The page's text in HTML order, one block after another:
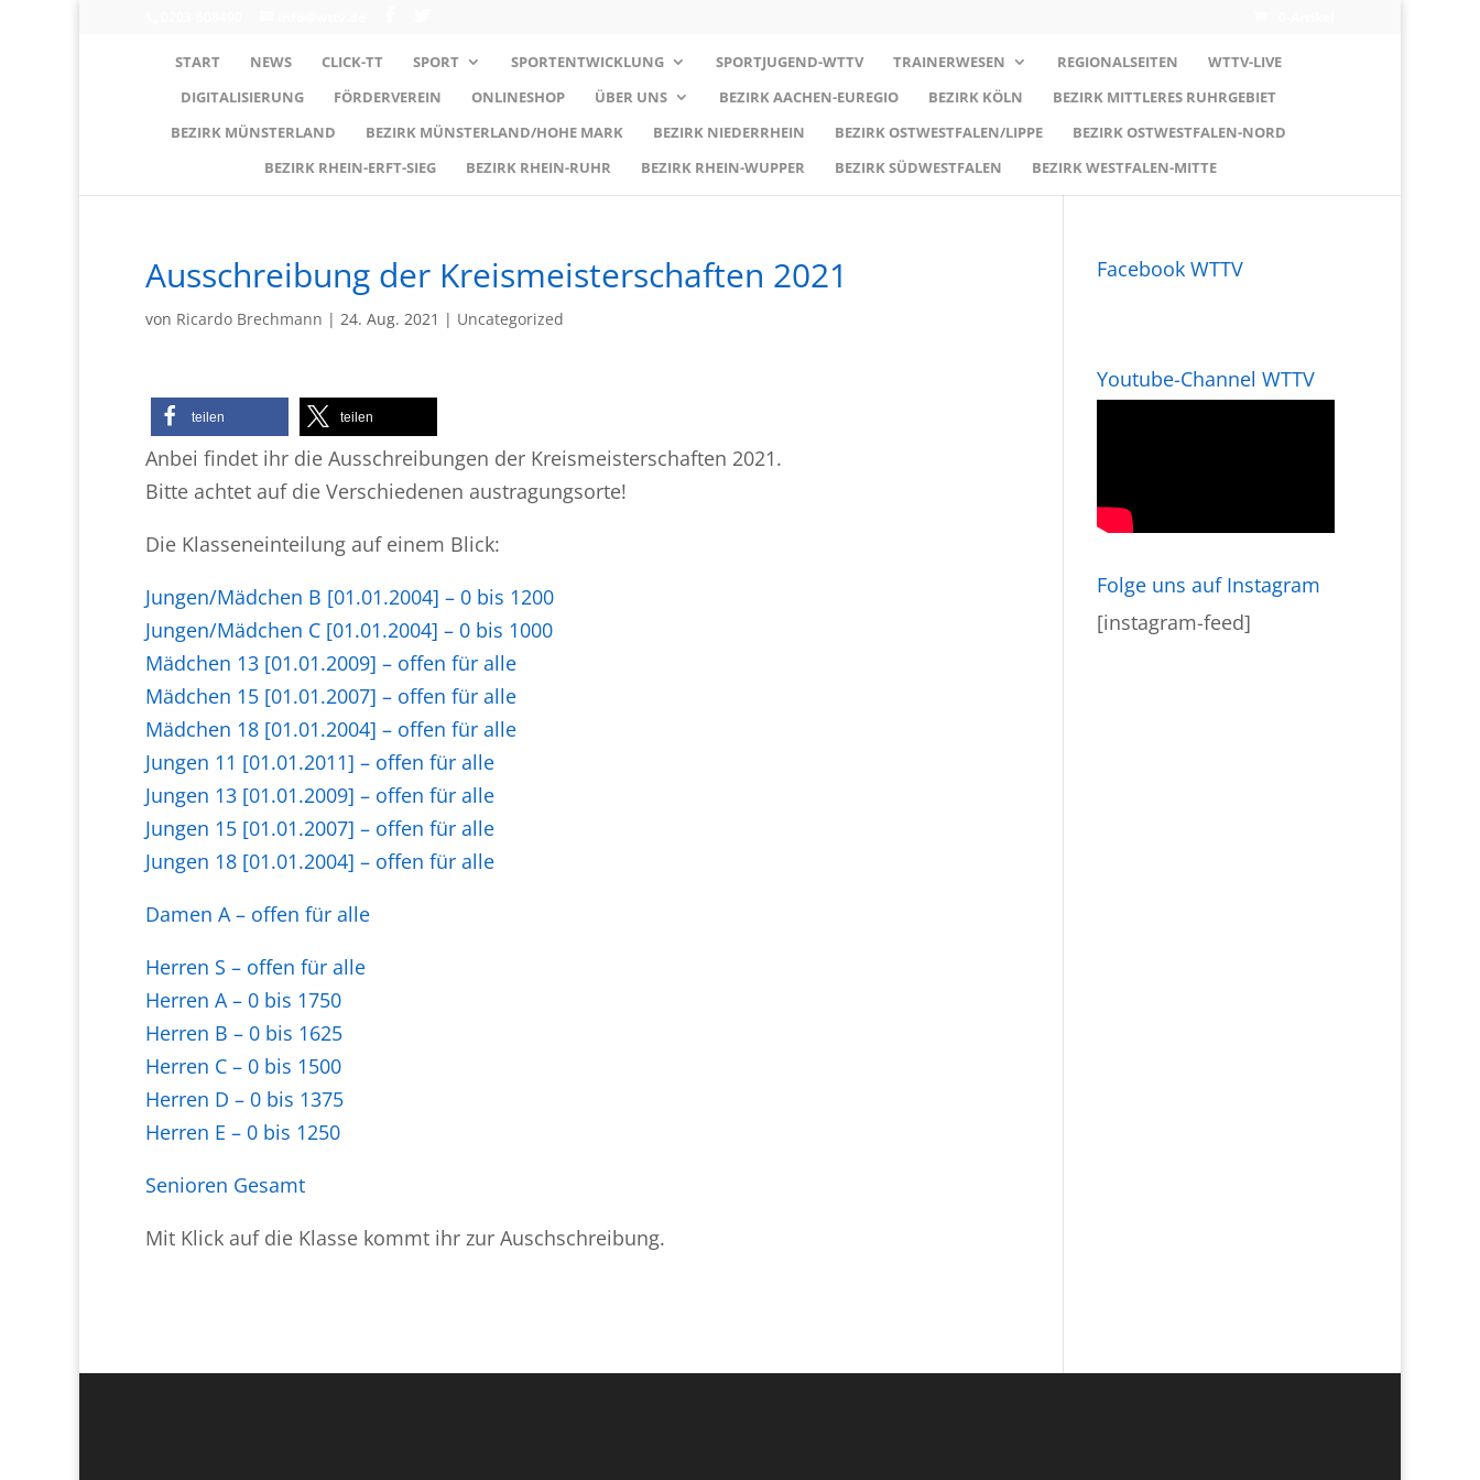
START NEWS CLICK-TT SPORT SPORTENTWICKLUNG SPORTJUGEND-WTTV TRAINERWESEN REGIONALSEITEN
WTTV-LIVE
DIGITALISIERUNG
FÖRDERVEREIN ONLINESHOP ÜBER UNS BEZIRK AACHEN-EUREGIO BEZIRK KÖLN
BEZIRK MITTLERES RUHRGEBIET
BEZIRK MÜNSTERLAND
BEZIRK MÜNSTERLAND/HOHE MARK BEZIRK NIEDERRHEIN BEZIRK OSTWESTFALEN/LIPPE
BEZIRK OSTWESTFALEN-NORD
BEZIRK RHEIN-ERFT-SIEG
BEZIRK RHEIN-RUHR BEZIRK RHEIN-WUPPER BEZIRK SÜDWESTFALEN BEZIRK WESTFALEN-MITTE
Ausschreibung der Kreismeisterschaften 2021
von Ricardo Brechmann | 24. Aug. 2021 | Uncategorized
teilen teilen
Anbei findet ihr die Ausschreibungen der Kreismeisterschaften 2021.
Bitte achtet auf die Verschiedenen austragungsorte!
Die Klasseneinteilung auf einem Blick:
Jungen/Mädchen B [01.01.2004] – 0 bis 1200
Jungen/Mädchen C [01.01.2004] – 0 bis 1000
Mädchen 13 [01.01.2009] – offen für alle
Mädchen 15 [01.01.2007] – offen für alle
Mädchen 18 [01.01.2004] – offen für alle
Jungen 11 [01.01.2011] – offen für alle
Jungen 13 [01.01.2009] – offen für alle
Jungen 15 [01.01.2007] – offen für alle
Jungen 18 [01.01.2004] – offen für alle
Damen A – offen für alle
Herren S – offen für alle
Herren A – 0 bis 1750
Herren B – 0 bis 1625
Herren C – 0 bis 1500
Herren D – 0 bis 1375
Herren E – 0 bis 1250
Senioren Gesamt
Mit Klick auf die Klasse kommt ihr zur Auschschreibung.
Facebook WTTV
Youtube-Channel WTTV
Folge uns auf Instagram
[instagram-feed]